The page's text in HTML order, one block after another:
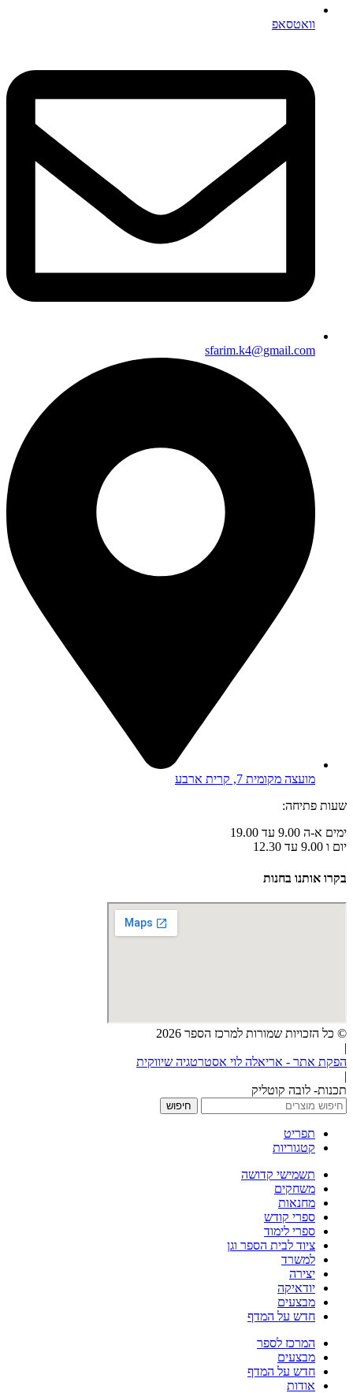
וואטסאפ
sfarim.k4@gmail.com
מועצה מקומית 7, קרית ארבע
שעות פתיחה:
ימים א-ה 9.00 עד 19.00
יום ו 9.00 עד 12.30
בקרו אותנו בחנות
© כל הזכויות שמורות למרכז הספר 2026
|
הפקת אתר - אריאלה לוי אסטרטגיה שיווקית
|
תכנות- לובה קוטליק
חיפוש
תפריט
קטגוריות
תשמישי קדושה
משחקים
מחנאות
ספרי קודש
ספרי לימוד
ציוד לבית הספר וגן
למשרד
יצירה
יודאיקה
מבצעים
חדש על המדף
המרכז לספר
מבצעים
חדש על המדף
אודות